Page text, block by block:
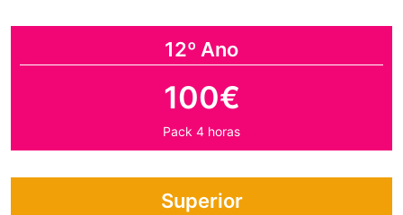
12º Ano
100€
Pack 4 horas
Superior